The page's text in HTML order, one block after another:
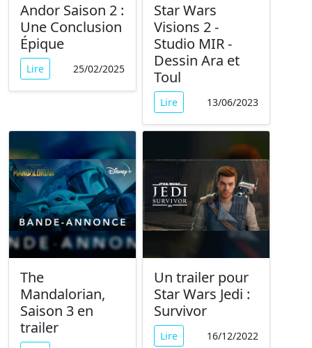
Andor Saison 2 :
Une Conclusion
Épique
Lire 25/02/2025
Star Wars
Visions 2 -
Studio MIR -
Dessin Ara et
Toul
Lire 13/06/2023
The
Mandalorian,
Saison 3 en
trailer
Un trailer pour
Star Wars Jedi :
Survivor
Lire 16/12/2022